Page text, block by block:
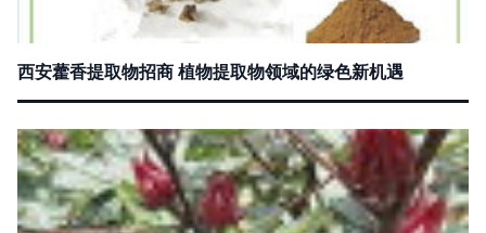
西安藿香提取物招商 植物提取物领域的绿色新机遇